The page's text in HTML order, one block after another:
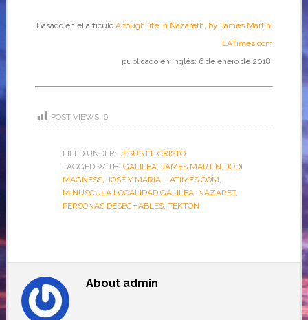
Basado en el artículoA tough life in Nazareth, by James Martin;
LATimes.com
publicado en inglés: 6 de enero de 2018.
POST VIEWS: 6
FILED UNDER: JESÚS EL CRISTO
TAGGED WITH: GALILEA, JAMES MARTIN
JODI
MAGNESS, JOSÉ Y MARÍA, LATIMES.COM
MINÚSCULA LOCALIDAD GALILEA, NAZARET,
PERSONAS DESECHABLES, TEKTON
About admin